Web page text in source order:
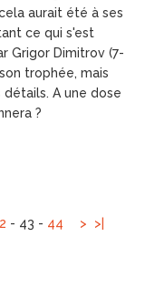
aurait été à ses
ce qui s'est
Grigor Dimitrov (7-
trophée, mais
A une dose
?
- 43 - 44 > >|